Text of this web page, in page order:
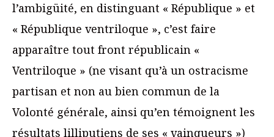
l’ambigüité, en distinguant « République » et
« République ventriloque », c’est faire
apparaître tout front républicain «
Ventriloque » (ne visant qu’à un ostracisme
partisan et non au bien commun de la
Volonté générale, ainsi qu’en témoignent les
résultats lilliputiens de ses « vainqueurs »)